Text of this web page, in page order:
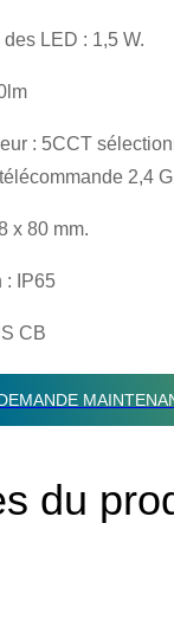
LED : 1,5 W.
: 5CCT
2,4
x 80 mm.
: IP65
CB
du